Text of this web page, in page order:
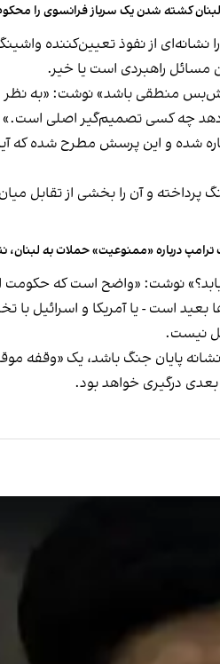
کشته شدن یک سرباز فرانسوی را
نشانه‌ای از نفوذ تعیین‌کننده
مسائل راهبردی است یا خیر.
آتش‌بس منطقی باشد» نوشت: «به
چه کسی تصمیم‌گیر اصلی است.»
شده و این پرسش مطرح شده که
و آن را بخشی از تقابل
درباره «ممنوعیت» حملات به لبنان،
نوشت: «واضح است که حکومت
است - یا آمریکا و اسرائیل با
نیست.
پایان جنگ باشد، یک «وقفه
بعدی درگیری خواهد بود.